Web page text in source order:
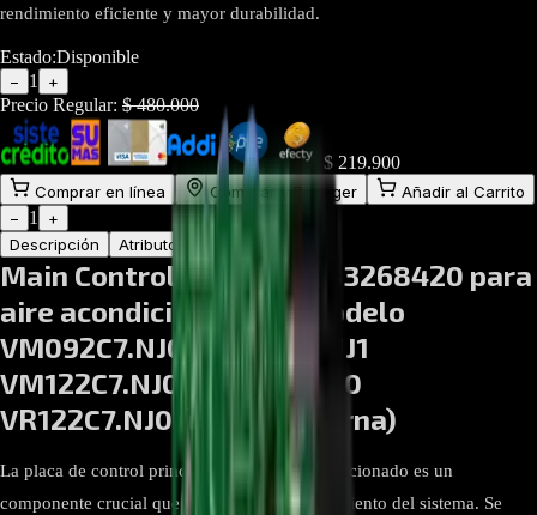
rendimiento eficiente y mayor durabilidad.
Estado:Disponible
− 1 +
Precio Regular: $480.000
$ 219.900
Comprar en línea Comprar y Recoger
Añadir al Carrito
−
1
+
Descripción
Atributos
Main Control Board EBR83268420 para
aire acondicionado LG modelo
VM092C7.NJ0 VM092C7.NJ1
VM122C7.NJ0 VR092C7.NJ0
VR122C7.NJ0 (unidad interna)
La placa de control principal de un aire acondicionado es un
componente crucial que gestiona el funcionamiento del sistema. Se